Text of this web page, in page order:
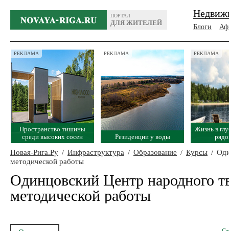
ПОРТАЛ
ДЛЯ ЖИТЕЛЕЙ
Блоги
РЕКЛАМА
Пространство тишины
среди высоких сосен
РЕКЛАМА
Резиденции у воды
РЕКЛАМА
Жизнь в
Новая-Рига.Ру / Инфраструктура / Образование / Курсы /
методической работы
Одинцовский Центр народного
методической работы